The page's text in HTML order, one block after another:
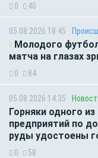
0 40
05.08.2026 18:45
Молодого
матча на глазах
0 84
05.08.2026 14:35
Горняки одного
предприятий по
руды удостоены
0 58